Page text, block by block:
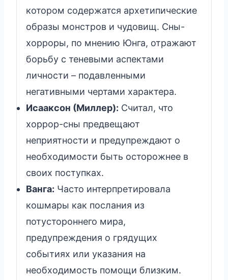
котором содержатся архетипические
образы монстров и чудовищ. Сны-
хорроры, по мнению Юнга, отражают
борьбу с теневыми аспектами
личности – подавленными
негативными чертами характера.
Исааксон (Миллер): Считал, что
хоррор-сны предвещают
неприятности и предупреждают о
необходимости быть осторожнее в
своих поступках.
Ванга: Часто интерпретировала
кошмары как послания из
потустороннего мира,
предупреждения о грядущих
событиях или указания на
необходимость помощи близким.